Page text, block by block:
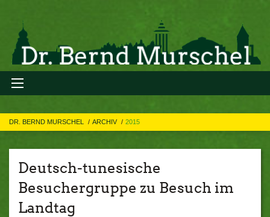
DR. BERND MURSCHEL ARCHIV 2015
Deutsch-tunesische
Besuchergruppe zu Besuch im
Landtag